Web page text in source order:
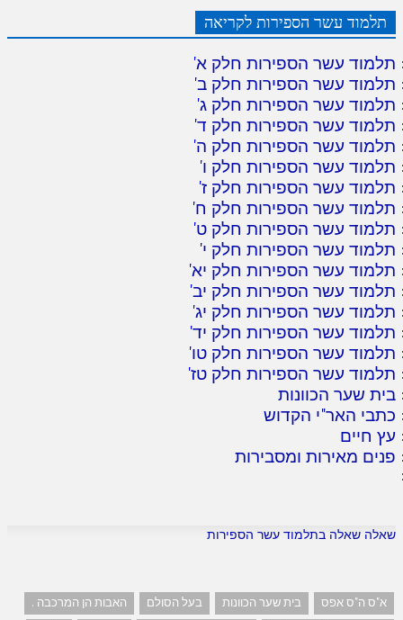
תלמוד עשר הספירות לקריאה
תלמוד עשר הספירות חלק א'
תלמוד עשר הספירות חלק ב'
תלמוד עשר הספירות חלק ג'
תלמוד עשר הספירות חלק ד'
תלמוד עשר הספירות חלק ה'
תלמוד עשר הספירות חלק ו'
תלמוד עשר הספירות חלק ז'
תלמוד עשר הספירות חלק ח'
תלמוד עשר הספירות חלק ט'
תלמוד עשר הספירות חלק י'
תלמוד עשר הספירות חלק יא'
תלמוד עשר הספירות חלק יב'
תלמוד עשר הספירות חלק יג'
תלמוד עשר הספירות חלק יד'
תלמוד עשר הספירות חלק טו'
תלמוד עשר הספירות חלק טז'
בית שער הכוונות
כתבי האר"י הקדוש
עץ חיים
פנים מאירות ומסבירות
שאלה שאלה בתלמוד עשר הספירות
א"ס ה"ס אפס בית שער הכוונות בעל הסולם
האבות הן המרכבה .